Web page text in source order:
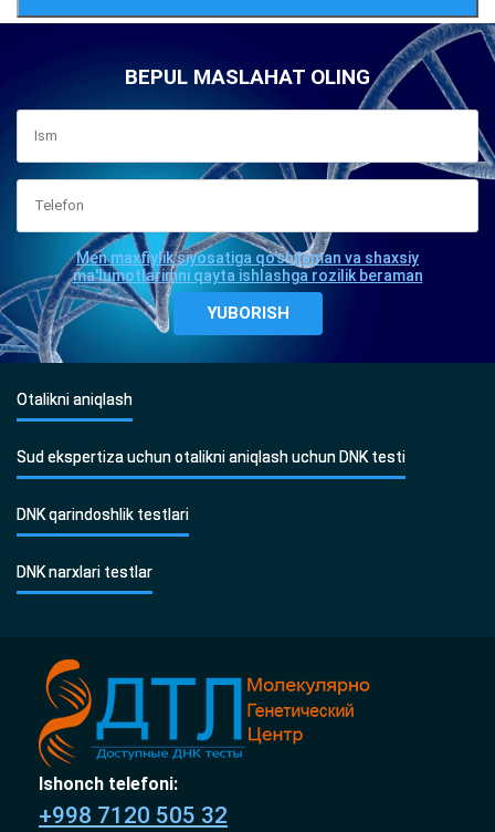
BEPUL MASLAHAT OLING
Men maxfiylik siyosatiga qo'shilaman va shaxsiy
ma'lumotlarimni qayta ishlashga rozilik beraman
Otalikni aniqlash
Sud ekspertiza uchun otalikni aniqlash uchun DNK testi
DNK qarindoshlik testlari
DNK narxlari testlar
Ishonch telefoni:
+998 7120 505 32